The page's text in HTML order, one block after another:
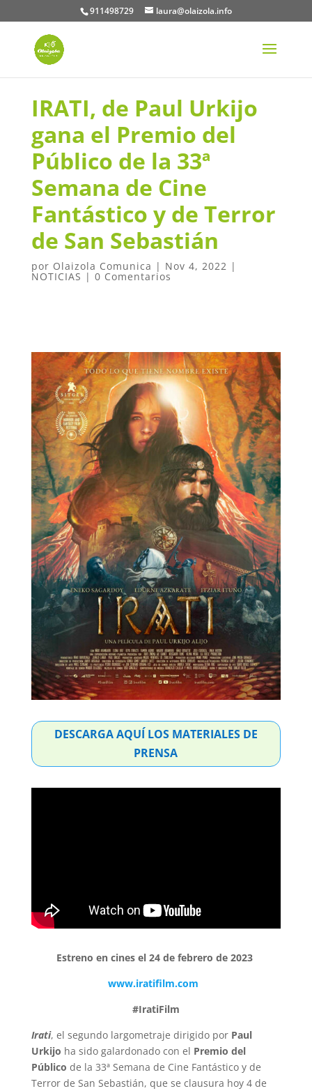
911498729 laura@olaizola.info
IRATI, de Paul Urkijo
gana el Premio del
Público de la 33ª
Semana de Cine
Fantástico y de Terror
de San Sebastián
por Olaizola Comunica | Nov 4, 2022 |
NOTICIAS | 0 Comentarios
DESCARGA AQUÍ LOS MATERIALES DE
PRENSA
Estreno en cines el 24 de febrero de 2023
www.iratifilm.com
#IratiFilm
Irati, el segundo largometraje dirigido por Paul
Urkijo ha sido galardonado con el Premio del
Público de la 33ª Semana de Cine Fantástico y de
Terror de San Sebastián, que se clausura hoy 4 de